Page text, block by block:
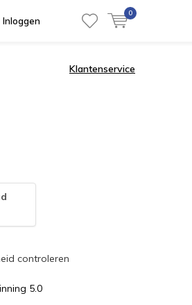
Inloggen
0
Klantenservice
controleren
5.0